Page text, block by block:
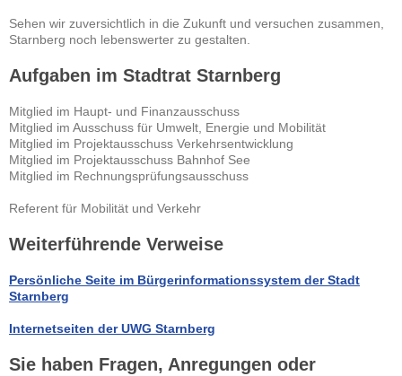
Sehen wir zuversichtlich in die Zukunft und versuchen zusammen,
Starnberg noch lebenswerter zu gestalten.
Aufgaben im Stadtrat Starnberg
Mitglied im Haupt- und Finanzausschuss
Mitglied im Ausschuss für Umwelt, Energie und Mobilität
Mitglied im Projektausschuss Verkehrsentwicklung
Mitglied im Projektausschuss Bahnhof See
Mitglied im Rechnungsprüfungsausschuss
Referent für Mobilität und Verkehr
Weiterführende Verweise
Persönliche Seite im Bürgerinformationssystem der Stadt
Starnberg
Internetseiten der UWG Starnberg
Sie haben Fragen, Anregungen oder